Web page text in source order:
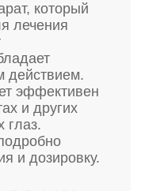
который
лечения
действием.
эффективен
и других
глаз.
и дозировку.